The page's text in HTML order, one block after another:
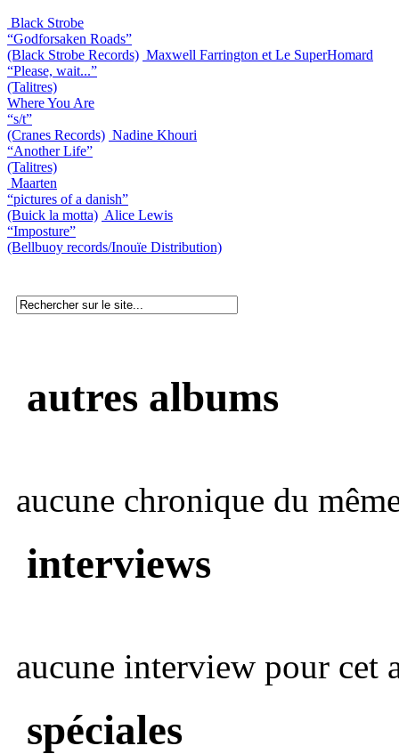
Black Strobe
“Godforsaken Roads”
(Black Strobe Records) Maxwell Farrington et Le SuperHomard
“Please, wait...”
(Talitres)
Where You Are
“s/t”
(Cranes Records) Nadine Khouri
“Another Life”
(Talitres)
Maarten
“pictures of a danish”
(Buick la motta) Alice Lewis
“Imposture”
(Bellbuoy records/Inouïe Distribution)
autres albums
aucune chronique du
interviews
aucune interview pour cet
spéciales